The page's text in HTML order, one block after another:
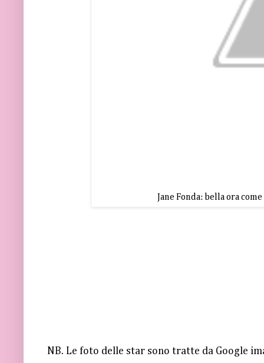
Jane Fonda: bella ora
NB. Le foto delle star sono tratte da Google